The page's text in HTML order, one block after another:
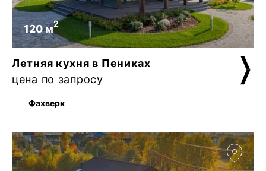
120 м2
Летняя кухня в Пениках
цена по запросу
Фахверк